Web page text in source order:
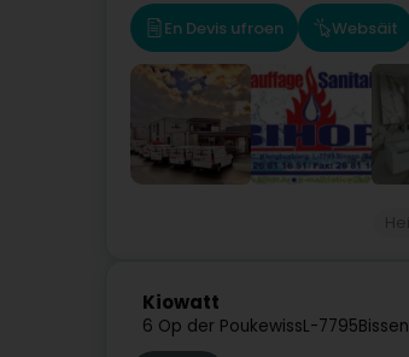
En Devis ufroen Websäit
Kiowatt
6 Op der PoukewissL-7795